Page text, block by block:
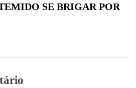
SE BRIGAR POR